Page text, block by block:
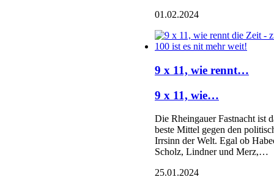
01.02.2024
9 x 11, wie rennt…
9 x 11, wie…
Die Rheingauer Fastnacht ist
beste Mittel gegen den
Irrsinn der Welt. Egal ob
Scholz, Lindner und Merz,…
25.01.2024